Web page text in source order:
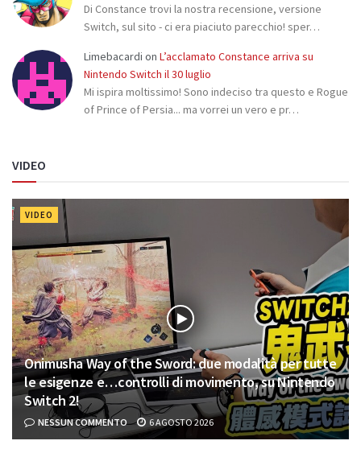
Di Constance trovi la nostra recensione, versione
Switch, sul sito - ci era piaciuto parecchio! sper…
Limebacardi on L’acclamato Constance arriva su
Nintendo Switch il 30 luglio
Mi ispira moltissimo! Sono indeciso tra questo e Rogue
of Prince of Persia... ma vorrei un vero e pr…
VIDEO
VIDEO
Onimusha Way of the Sword: due modalità per tutte
le esigenze e…controlli di movimento, su Nintendo
Switch 2!
NESSUN COMMENTO 6 AGOSTO 2026